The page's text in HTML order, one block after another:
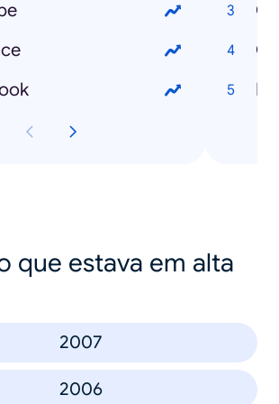
que estava em alta
2007
2006